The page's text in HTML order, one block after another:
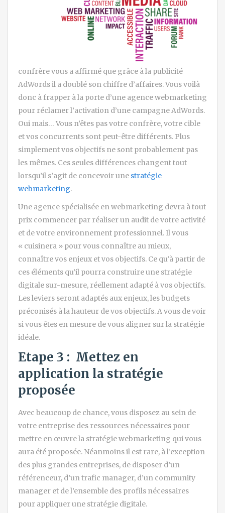
confrère vous a affirmé que grâce à la publicité
AdWords il a doublé son chiffre d’affaires. Vous voilà
donc à frapper à la porte d’une agence webmarketing
pour réclamer l’activation d’une campagne AdWords.
Oui mais… Vous n’êtes pas votre confrère, votre cible
et vos concurrents sont peut-être différents. Plus
simplement vos objectifs ne sont probablement pas
les mêmes. Ces seules différences changent tout
lorsqu’il s’agit de concevoir une stratégie
webmarketing.
Une agence spécialisée en webmarketing devra à tout
prix commencer par réaliser un audit de votre activité
et de votre environnement professionnel. Il vous
« cuisinera » pour vous connaître au mieux,
connaître vos enjeux et vos objectifs. Ce qu’à partir de
ces éléments qu’il pourra construire une stratégie
digitale sur-mesure, réellement adapté à vos objectifs.
Les leviers seront adaptés aux enjeux, les budgets
préconisés à la hauteur de vos objectifs. A vous de voir
si vous êtes en mesure de vous aligner sur la stratégie
idéale.
Etape 3 : Mettez en
application la stratégie
proposée
Avec beaucoup de chance, vous disposez au sein de
votre entreprise des ressources nécessaires pour
mettre en œuvre la stratégie webmarketing qui vous
aura été proposée. Néanmoins il est rare, à l’exception
des plus grandes entreprises, de disposer d’un
référenceur, d’un trafic manager, d’un community
manager et de l’ensemble des profils nécessaires
pour appliquer une stratégie digitale.